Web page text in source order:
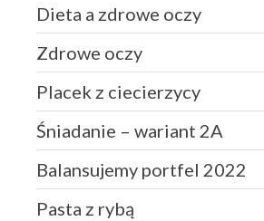
Dieta a zdrowe oczy
Zdrowe oczy
Placek z ciecierzycy
Śniadanie – wariant 2A
Balansujemy portfel 2022
Pasta z rybą